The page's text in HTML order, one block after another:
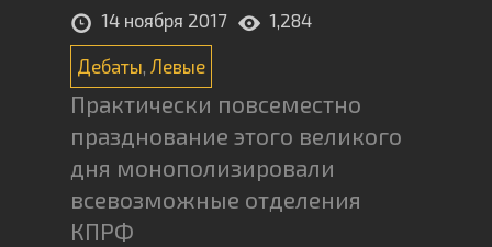
14 ноября 2017 1,284
Дебаты, Левые
Практически повсеместно
празднование этого великого
дня монополизировали
всевозможные отделения
КПРФ